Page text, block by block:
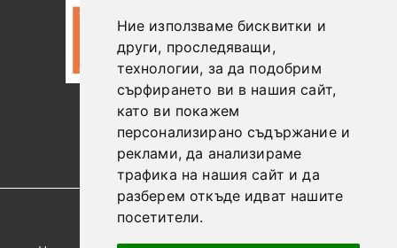
Ние използваме бисквитки и
други, проследяващи,
технологии, за да подобрим
сърфирането ви в нашия сайт,
като ви покажем
персонализирано съдържание и
реклами, да анализираме
трафика на нашия сайт и да
разберем откъде идват нашите
посетители.
0887306604
GDPR